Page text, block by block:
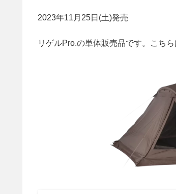
2023年11月25日(土)発売
リゲルPro.の単体販売品です。こち